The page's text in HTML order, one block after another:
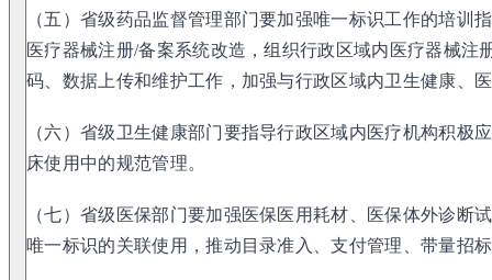
（五）省级药品监督管理部门要加强唯一标识工作的培训
医疗器械注册/备案系统改造，组织行政区域内医疗器械注
码、数据上传和维护工作，加强与行政区域内卫生健康、
（六）省级卫生健康部门要指导行政区域内医疗机构积极
床使用中的规范管理。
（七）省级医保部门要加强医保医用耗材、医保体外诊断
唯一标识的关联使用，推动目录准入、支付管理、带量招